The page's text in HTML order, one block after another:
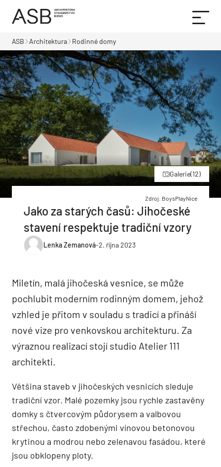
ASB Architektura Rodinné domy
Galerie(12)
Zdroj: BoysPlayNice
Jako za starých časů: Jihočeské
stavení respektuje tradiční vzory
Lenka Zemanová-2. října 2023
Miletín, malá jihočeská vesnice, se může
pochlubit moderním rodinným domem, jehož
vzhled je přitom v souladu s tradicí a přináší
nové vize pro venkovskou architekturu. Za
výraznou realizací stojí studio Atelier 111
architekti.
Většina staveb v jihočeských vesnicích sleduje
tradiční vzor. Malé pozemky jsou rychle zastavěny
domky s čtvercovým půdorysem a valbovou
střechou, často zdobenými vínovou betonovou
krytinou a modrou nebo zelenavou fasádou, které
jsou obklopeny ploty.